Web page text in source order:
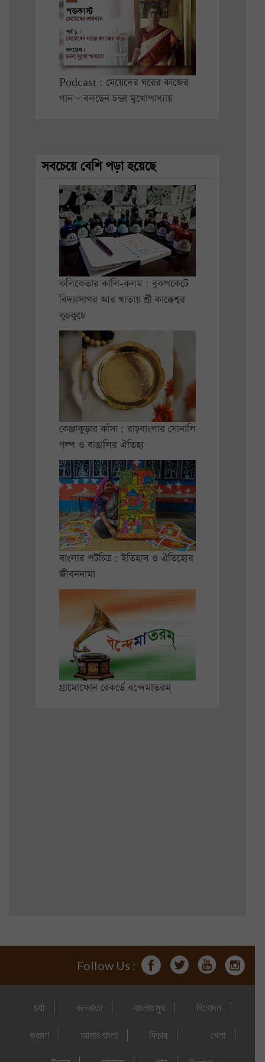
Podcast : মেয়েদের ঘরের কাজের
গান – বলছেন চন্দ্রা মুখোপাধ্যায়
সবচেয়ে বেশি পড়া হয়েছে
কলিকেতার কালি-কলম : বুকপকেটে
বিদ্যাসাগর আর খাতায় শ্রী কাক্কেশ্বর
কুচকুচে
কেঞ্জাকুড়ার কাঁসা : রাঢ়বাংলার সোনালি
গল্প ও বাঙালির ঐতিহ্য
বাংলার পটচিত্র : ইতিহাস ও ঐতিহ্যের
জীবননামা
গ্রামোফোন রেকর্ডে বন্দেমাতরম্
Follow Us :
চর্যা কলকাতা বাংলার মুখ বিনোদন
ভ্রমণ আমার বাংলা ফিচার খেলা